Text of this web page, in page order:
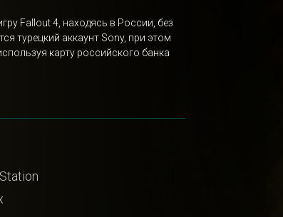
Fallout 4, находясь в России, без
турецкий аккаунт Sony, при этом
карту российского банка